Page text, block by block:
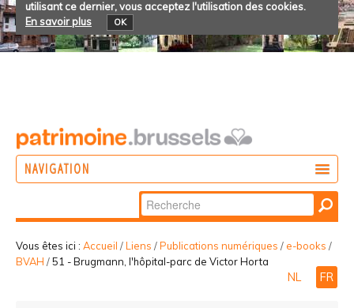
utilisant ce dernier, vous acceptez l'utilisation des cookies.
En savoir plus
OK
NAVIGATION
PARTICIPER
Chercher par
Recherche
avancée…
Vous êtes ici : Accueil /Liens /Publications numériques / e-books /
BVAH /51 - Brugmann, l'hôpital-parc de Victor Horta
NL FR